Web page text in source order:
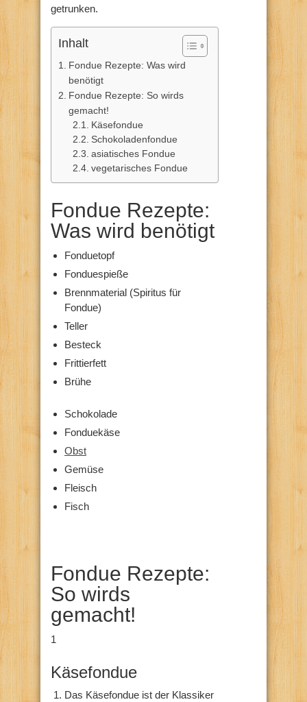
getrunken.
Inhalt
Fondue Rezepte: Was wird
benötigt
Fondue Rezepte: So wirds
gemacht!
Käsefondue
Schokoladenfondue
asiatisches Fondue
vegetarisches Fondue
Fondue Rezepte:
Was wird benötigt
Fonduetopf
Fonduespieße
Brennmaterial (Spiritus für
Fondue)
Teller
Besteck
Frittierfett
Brühe
Schokolade
Fonduekäse
Obst
Gemüse
Fleisch
Fisch
Fondue Rezepte:
So wirds
gemacht!
1
Käsefondue
Das Käsefondue ist der Klassiker